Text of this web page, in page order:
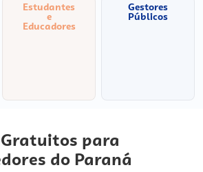
Estudantes
e
Educadores
Gestores
Públicos
para
do Paraná